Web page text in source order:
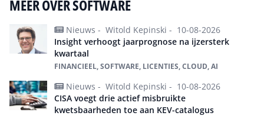
MEER OVER SOFTWARE
Nieuws - Witold Kepinski - 10-08-2026
Insight verhoogt jaarprognose na ijzersterk
kwartaal
FINANCIEEL, SOFTWARE, LICENTIES, CLOUD, AI
Nieuws - Witold Kepinski - 10-08-2026
CISA voegt drie actief misbruikte
kwetsbaarheden toe aan KEV-catalogus